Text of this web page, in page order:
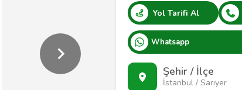
Yol Tarifi Al
Whatsapp
Şehir / İlçe
İstanbul / Sarıyer